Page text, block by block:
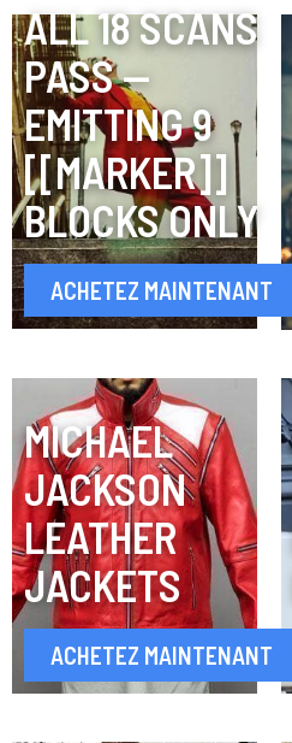
ALL 18 SCANS
PASS —
EMITTING 9
[[MARKER]]
BLOCKS ONLY
ACHETEZ MAINTENANT
MICHAEL
JACKSON
LEATHER
JACKETS
ACHETEZ MAINTENANT